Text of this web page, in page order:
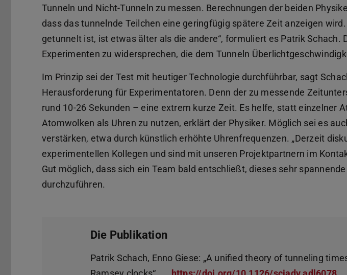
Tunneln und Nicht-Tunneln zu messen. Berechnungen der beiden
dass das tunnelnde Teilchen eine geringfügig spätere Zeit anzeigen wird.
getunnelt ist, ist etwas älter als die andere“, formuliert es Patrik Schach.
Experimenten zu widersprechen, die dem Tunneln
Im Prinzip sei der Test mit heutiger Technologie durchführbar, sagt
Herausforderung für Experimentatoren. Denn der zu messende
rund 10-26 Sekunden – eine extrem kurze Zeit. Es helfe, statt einzelner
Atomwolken als Uhren zu nutzen, erklärt der Physiker. Möglich sei es
verstärken, etwa durch künstlich erhöhte Uhrenfrequenzen. „Derzeit
experimentellen Kollegen und sind mit unseren Projektpartnern im
Gut möglich, dass sich ein Team bald entschließt, dieses sehr
durchzuführen.
Die Publikation
Patrik Schach, Enno Giese: „A unified theory of tunneling